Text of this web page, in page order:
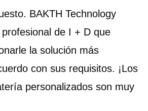
BAKTH Technology
de I + D que
la solución más
con sus requisitos. ¡Los
personalizados son muy